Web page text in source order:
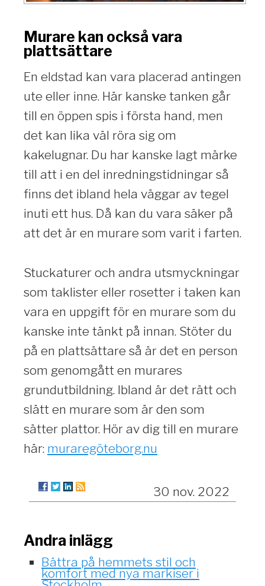
Murare kan också vara
plattsättare
En eldstad kan vara placerad antingen
ute eller inne. Här kanske tanken går
till en öppen spis i första hand, men
det kan lika väl röra sig om
kakelugnar. Du har kanske lagt märke
till att i en del inredningstidningar så
finns det ibland hela väggar av tegel
inuti ett hus. Då kan du vara säker på
att det är en murare som varit i farten.
Stuckaturer och andra utsmyckningar
som taklister eller rosetter i taken kan
vara en uppgift för en murare som du
kanske inte tänkt på innan. Stöter du
på en plattsättare så är det en person
som genomgått en murares
grundutbildning. Ibland är det rätt och
slätt en murare som är den som
sätter plattor. Hör av dig till en murare
här: muraregöteborg.nu
30 nov. 2022
Andra inlägg
Bättra på hemmets stil och
komfort med nya markiser i